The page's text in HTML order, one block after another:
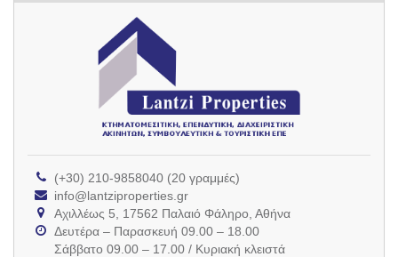
(+30) 210-9858040 (20 γραμμές)
info@lantziproperties.gr
Αχιλλέως 5, 17562 Παλαιό Φάληρο, Αθήνα
Δευτέρα – Παρασκευή 09.00 – 18.00
Σάββατο 09.00 – 17.00 / Κυριακή κλειστά